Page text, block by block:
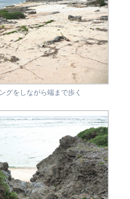
グをしながら端まで歩く